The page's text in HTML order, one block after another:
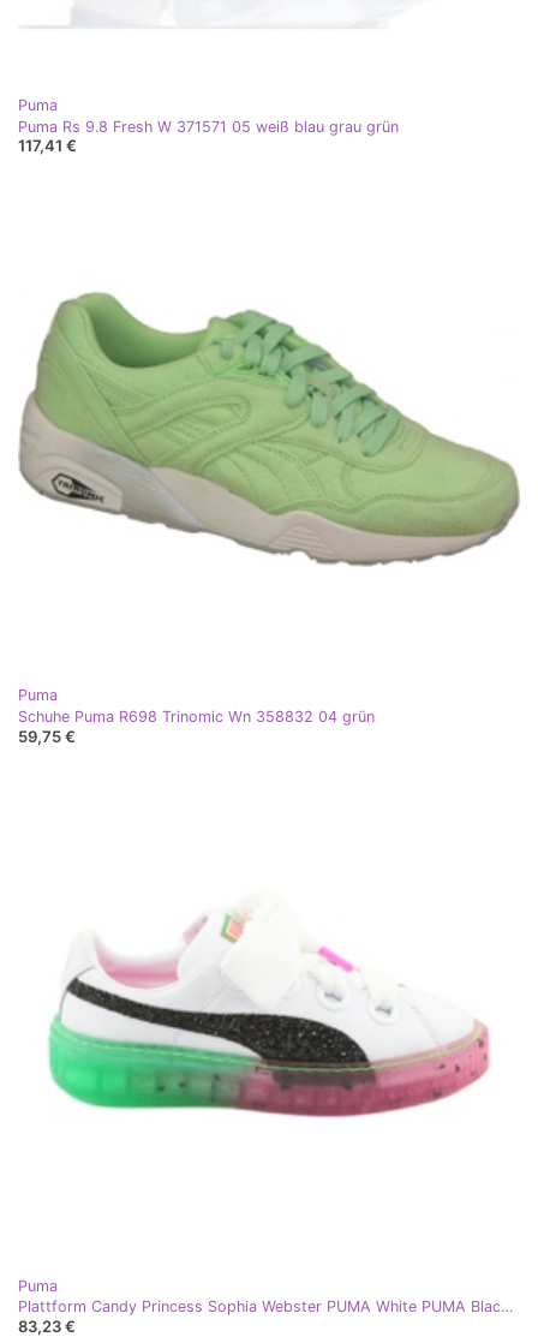
Puma
Puma Rs 9.8 Fresh W 371571 05 weiß blau grau grün
117,41 €
Puma
Schuhe Puma R698 Trinomic Wn 358832 04 grün
59,75 €
Puma
Plattform Candy Princess Sophia Webster PUMA White PUMA Black weiß schwarz rosa grün
83,23 €